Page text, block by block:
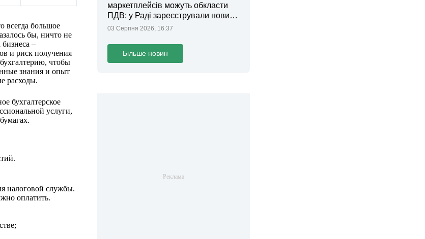
всегда большое
бы, ничто не
–
и риск получения
чтобы
знания и опыт
расходы.
бухгалтерское
услуги,
налоговой службы.
оплатить.
маркетплейсів можуть обкласти
ПДВ: у Раді зареєстрували новий
законопроєкт
03 Серпня 2026, 16:37
Більше новин